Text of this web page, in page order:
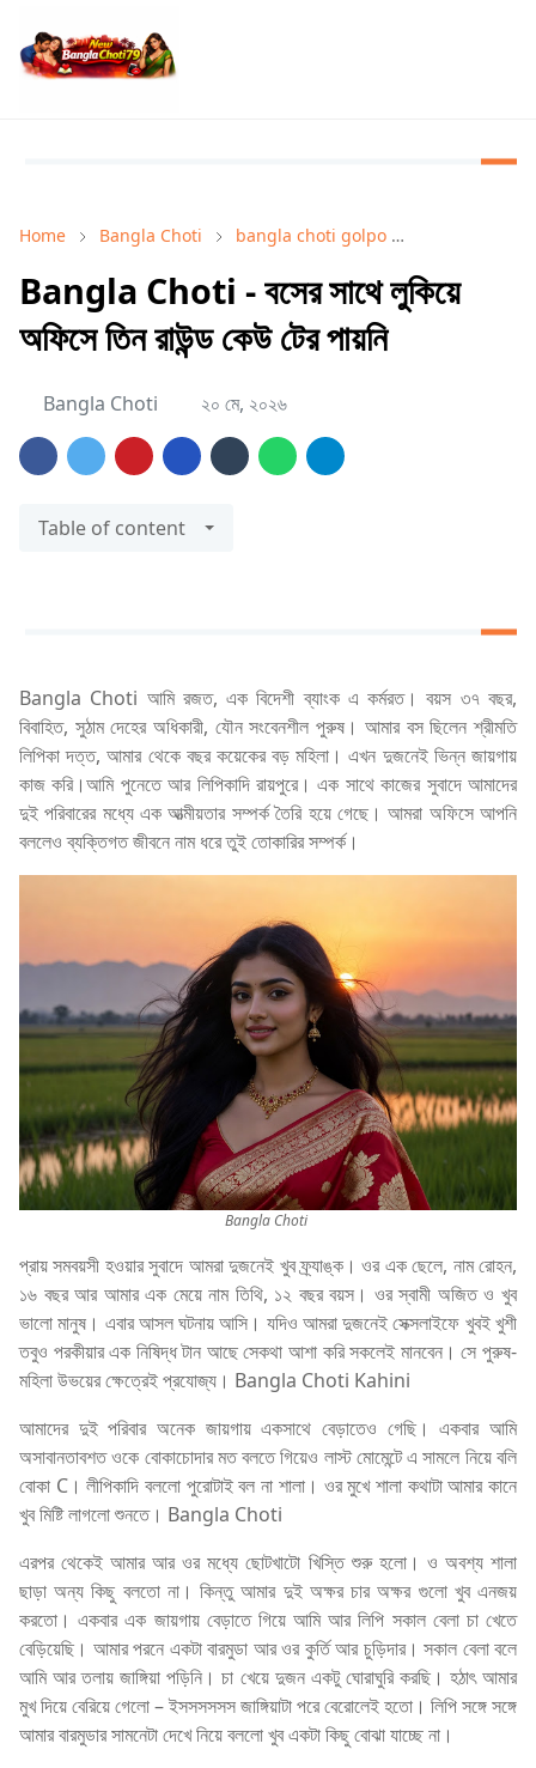
Home Bangla Choti bangla choti golpo
Bangla Choti - বসের সাথে লুকিয়ে
অফিসে তিন রাউন্ড কেউ টের পায়নি
Bangla Choti ২০ মে, ২০২৬
Table of content
Bangla Choti আমি রজত, এক বিদেশী ব্যাংক এ কর্মরত। বয়স ৩৭ বছর,
বিবাহিত, সুঠাম দেহের অধিকারী, যৌন সংবেনশীল পুরুষ। আমার বস ছিলেন শ্রীমতি
লিপিকা দত্ত, আমার থেকে বছর কয়েকের বড় মহিলা। এখন দুজনেই ভিন্ন জায়গায়
কাজ করি।আমি পুনেতে আর লিপিকাদি রায়পুরে। এক সাথে কাজের সুবাদে আমাদের
দুই পরিবারের মধ্যে এক আত্মীয়তার সম্পর্ক তৈরি হয়ে গেছে। আমরা অফিসে আপনি
বললেও ব্যক্তিগত জীবনে নাম ধরে তুই তোকারির সম্পর্ক।
Bangla Choti
প্রায় সমবয়সী হওয়ার সুবাদে আমরা দুজনেই খুব ফ্র্যাঙ্ক। ওর এক ছেলে, নাম রোহন,
১৬ বছর আর আমার এক মেয়ে নাম তিথি, ১২ বছর বয়স। ওর স্বামী অজিত ও খুব
ভালো মানুষ। এবার আসল ঘটনায় আসি। যদিও আমরা দুজনেই সেক্সলাইফে খুবই খুশী
তবুও পরকীয়ার এক নিষিদ্ধ টান আছে সেকথা আশা করি সকলেই মানবেন। সে পুরুষ-
মহিলা উভয়ের ক্ষেত্রেই প্রযোজ্য। Bangla Choti Kahini
আমাদের দুই পরিবার অনেক জায়গায় একসাথে বেড়াতেও গেছি। একবার আমি
অসাবানতাবশত ওকে বোকাচোদার মত বলতে গিয়েও লাস্ট মোমেন্টে এ সামলে নিয়ে বলি
বোকা C। লীপিকাদি বললো পুরোটাই বল না শালা। ওর মুখে শালা কথাটা আমার কানে
খুব মিষ্টি লাগলো শুনতে। Bangla Choti
এরপর থেকেই আমার আর ওর মধ্যে ছোটখাটো খিস্তি শুরু হলো। ও অবশ্য শালা
ছাড়া অন্য কিছু বলতো না। কিন্তু আমার দুই অক্ষর চার অক্ষর গুলো খুব এনজয়
করতো। একবার এক জায়গায় বেড়াতে গিয়ে আমি আর লিপি সকাল বেলা চা খেতে
বেড়িয়েছি। আমার পরনে একটা বারমুডা আর ওর কুর্তি আর চুড়িদার। সকাল বেলা বলে
আমি আর তলায় জাঙ্গিয়া পড়িনি। চা খেয়ে দুজন একটু ঘোরাঘুরি করছি। হঠাৎ আমার
মুখ দিয়ে বেরিয়ে গেলো – ইসসসসসস জাঙ্গিয়াটা পরে বেরোলেই হতো। লিপি সঙ্গে সঙ্গে
আমার বারমুডার সামনেটা দেখে নিয়ে বললো খুব একটা কিছু বোঝা যাচ্ছে না।